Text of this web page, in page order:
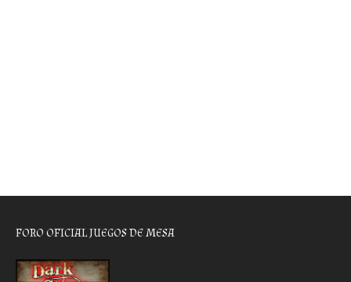
FORO OFICIAL JUEGOS DE MESA